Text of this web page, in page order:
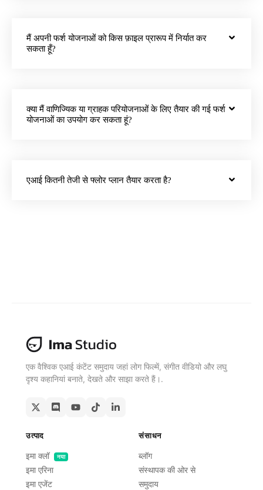
मैं अपनी फर्श योजनाओं को किस फ़ाइल प्रारूप में निर्यात कर
सकता हूँ?
क्या मैं वाणिज्यिक या ग्राहक परियोजनाओं के लिए तैयार की गई फर्श
योजनाओं का उपयोग कर सकता हूं?
एआई कितनी तेजी से फ्लोर प्लान तैयार करता है?
एक वैश्विक एआई कंटेंट समुदाय जहां लोग फिल्में, संगीत वीडियो और लघु
दृश्य कहानियां बनाते, देखते और साझा करते हैं।.
उत्पाद
इमा क्लॉ नया
इमा एरिना
इमा एजेंट
संसाधन
ब्लॉग
संस्थापक की ओर से
समुदाय